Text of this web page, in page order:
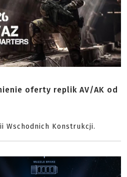
oferty replik AV/AK od
Wschodnich Konstrukcji.